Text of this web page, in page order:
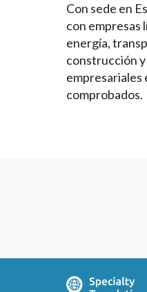
Con sede en
con empresas
energía,
construcción
empresariales
comprobados.